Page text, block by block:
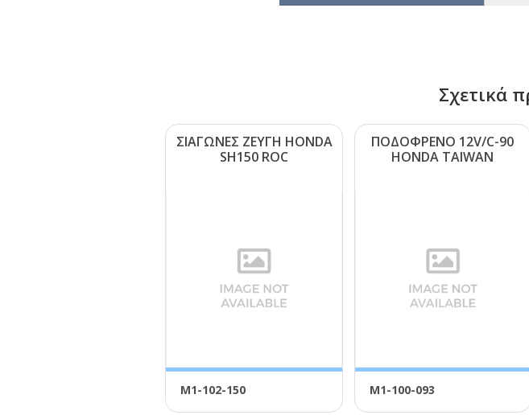
Σχετικά
ΣΙΑΓΩΝΕΣ ΖΕΥΓΗ ΗΟΝDΑ
SΗ150 RΟC
Μ1-102-150
ΠΟΔΟΦΡΕΝΟ 12V/C-90
ΗΟΝDΑ ΤΑΙWΑΝ
Μ1-100-093